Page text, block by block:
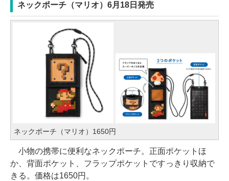
ネックポーチ（マリオ）6月18日発売
ネックポーチ（マリオ）1650円
小物の携帯に便利なネックポーチ。正面ポケットほ
か、背面ポケット、フラップポケットですっきり収納で
きる。価格は1650円。